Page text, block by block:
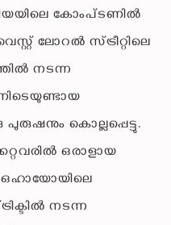
കോംപ്ടണില്‍
ലോറല്‍ സ്ട്രീറ്റിലെ
നടന്ന
പുരുഷനും കൊല്ലപ്പെട്ടു.
ഒരാളായ
നടന്ന